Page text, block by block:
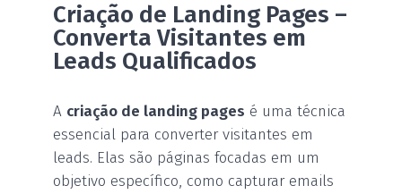
Criação de Landing Pages –
Converta Visitantes em
Leads Qualificados
A criação de landing pages é uma técnica
essencial para converter visitantes em
leads. Elas são páginas focadas em um
objetivo específico, como capturar emails